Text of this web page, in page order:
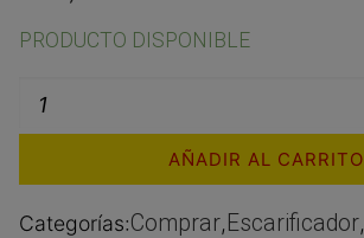
PRODUCTO DISPONIBLE
AÑADIR AL CARRITO
Categorías:Comprar, Escarificador,